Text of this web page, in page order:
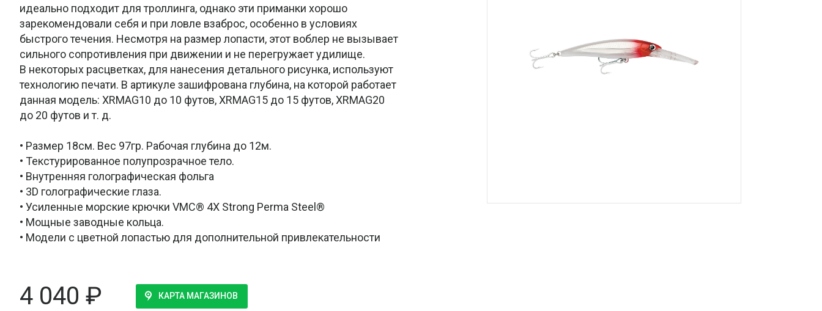
идеально подходит для троллинга, однако эти приманки хорошо
зарекомендовали себя и при ловле взаброс, особенно в условиях
быстрого течения. Несмотря на размер лопасти, этот воблер не вызывает
сильного сопротивления при движении и не перегружает удилище.
В некоторых расцветках, для нанесения детального рисунка, используют
технологию печати. В артикуле зашифрована глубина, на которой работает
данная модель: XRMAG10 до 10 футов, XRMAG15 до 15 футов, XRMAG20
до 20 футов и т. д.
• Размер 18см. Вес 97гр. Рабочая глубина до 12м.
• Текстурированное полупрозрачное тело.
• Внутренняя голографическая фольга
• 3D голографические глаза.
• Усиленные морские крючки VMC® 4X Strong Perma Steel®
• Мощные заводные кольца.
• Модели с цветной лопастью для дополнительной привлекательности
4 040 ₽ КАРТА МАГАЗИНОВ